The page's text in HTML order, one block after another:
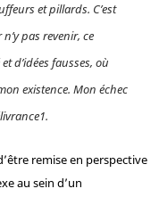
et pillards. C’est
pas revenir, ce
d’idées fausses, où
existence. Mon échec
remise en perspective
au sein d’un